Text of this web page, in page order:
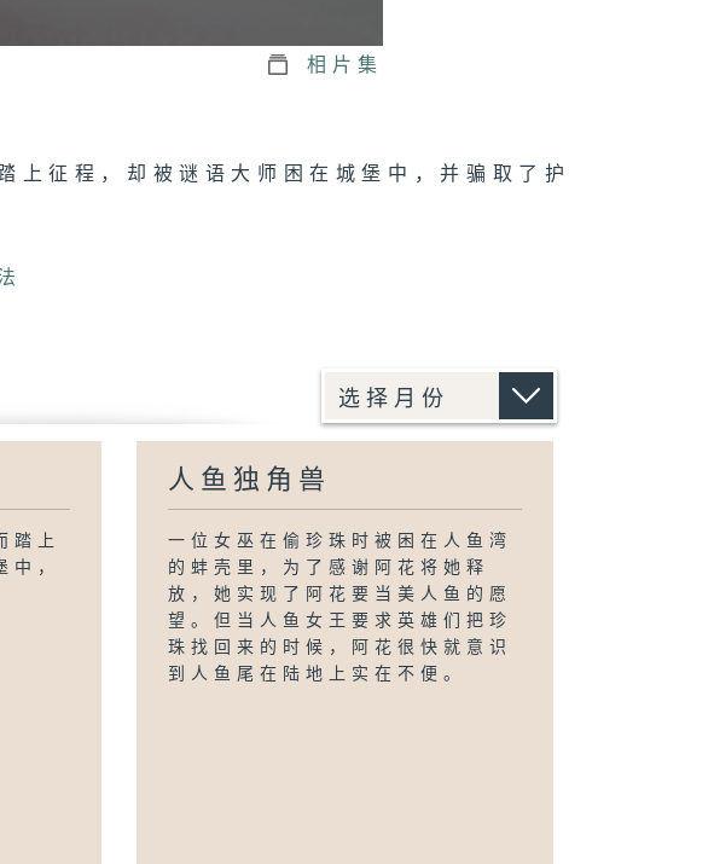
相片集
上征程，却被谜语大师困在城堡中，并骗取了护
踏上
中，
人鱼独角兽
一位女巫在偷珍珠时被困在人鱼湾
的蚌壳里，为了感谢阿花将她释
放，她实现了阿花要当美人鱼的愿
望。但当人鱼女王要求英雄们把珍
珠找回来的时候，阿花很快就意识
到人鱼尾在陆地上实在不便。